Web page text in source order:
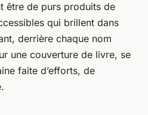
être de purs produits de
qui brillent dans
derrière chaque nom
une couverture de livre, se
faite d’efforts, de